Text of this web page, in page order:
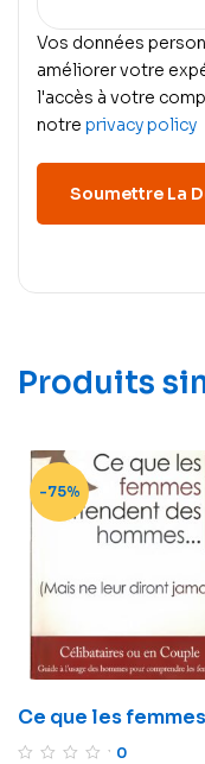
Vos données
améliorer votre
l'accès à votre
notre privacy policy
Produits
-75%
Ce que les femmes
attendent des
0